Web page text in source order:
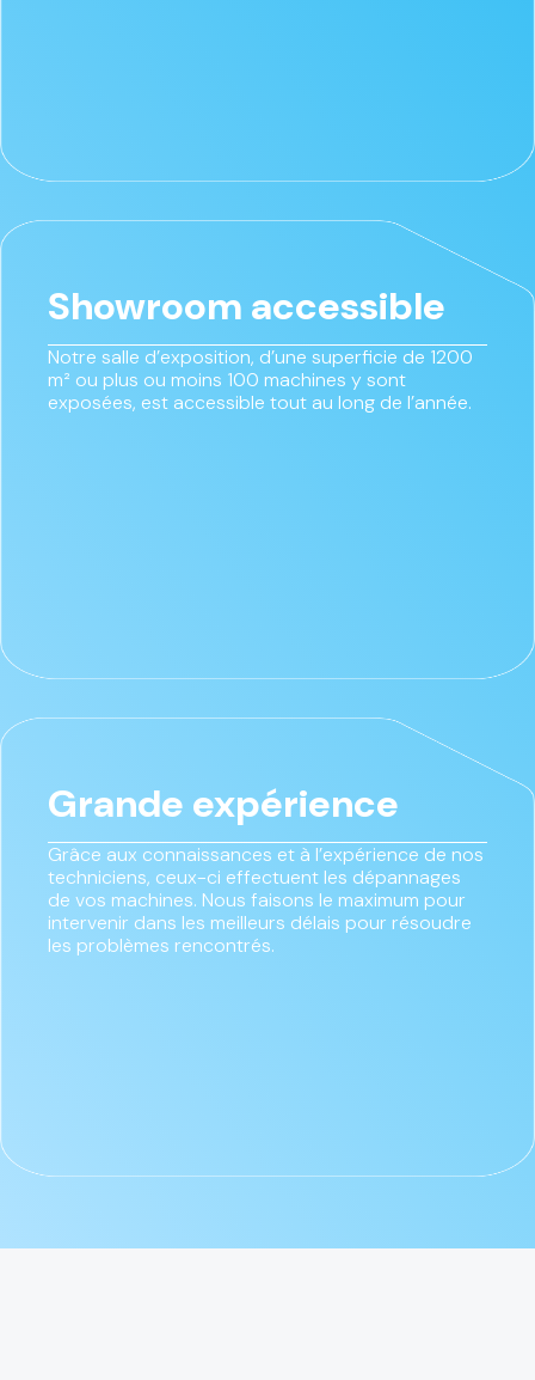
Showroom accessible
Notre salle d’exposition, d’une superficie de 1200
m² ou plus ou moins 100 machines y sont
exposées, est accessible tout au long de l’année.
Grande expérience
Grâce aux connaissances et à l’expérience de nos
techniciens, ceux-ci effectuent les dépannages
de vos machines. Nous faisons le maximum pour
intervenir dans les meilleurs délais pour résoudre
les problèmes rencontrés.